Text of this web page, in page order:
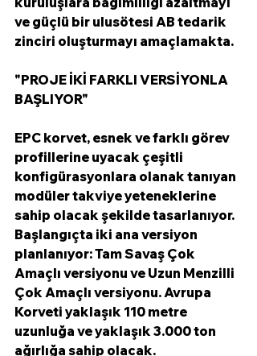
ve güçlü bir ulusötesi AB tedarik
zinciri oluşturmayı amaçlamakta.
"PROJE İKİ FARKLI VERSİYONLA
BAŞLIYOR"
EPC korvet, esnek ve farklı görev
profillerine uyacak çeşitli
konfigürasyonlara olanak tanıyan
modüler takviye yeteneklerine
sahip olacak şekilde tasarlanıyor.
Başlangıçta iki ana versiyon
planlanıyor: Tam Savaş Çok
Amaçlı versiyonu ve Uzun Menzilli
Çok Amaçlı versiyonu. Avrupa
Korveti yaklaşık 110 metre
uzunluğa ve yaklaşık 3.000 ton
ağırlığa sahip olacak.